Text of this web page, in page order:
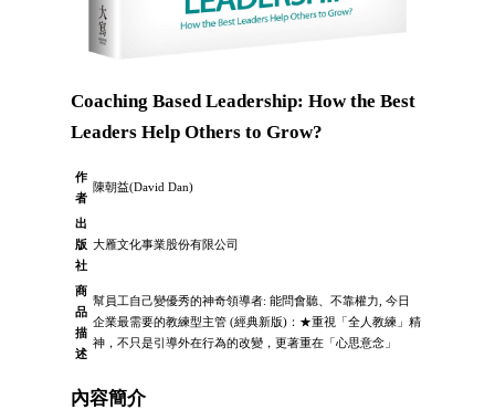
Coaching Based Leadership: How the Best
Leaders Help Others to Grow?
作
者
陳朝益(David Dan)
出
版
社
大雁文化事業股份有限公司
商
品
描
述
幫員工自己變優秀的神奇領導者: 能問會聽、不靠權力, 今日
企業最需要的教練型主管 (經典新版)：★重視「全人教練」精
神，不只是引導外在行為的改變，更著重在「心思意念」
內容簡介